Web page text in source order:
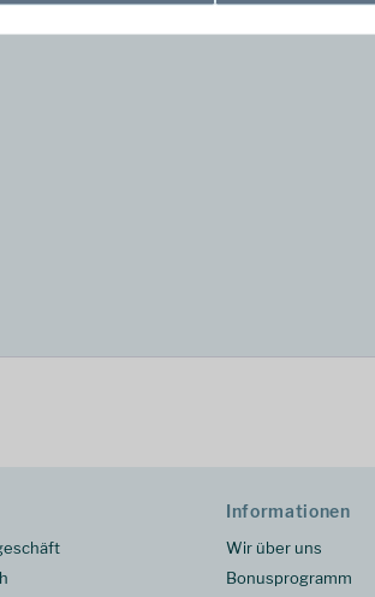
Informationen
Wir über uns
Bonusprogramm